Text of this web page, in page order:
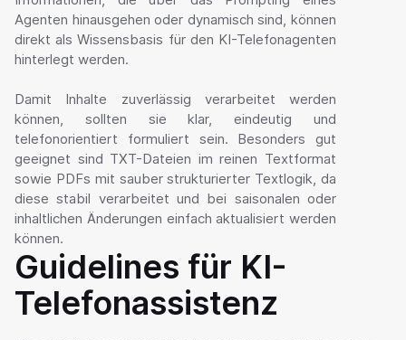
Agenten hinausgehen oder dynamisch sind, können
direkt als Wissensbasis für den KI-Telefonagenten
hinterlegt werden.
Damit Inhalte zuverlässig verarbeitet werden
können, sollten sie klar, eindeutig und
telefonorientiert formuliert sein. Besonders gut
geeignet sind TXT-Dateien im reinen Textformat
sowie PDFs mit sauber strukturierter Textlogik, da
diese stabil verarbeitet und bei saisonalen oder
inhaltlichen Änderungen einfach aktualisiert werden
können.
Guidelines für KI-
Telefonassistenz